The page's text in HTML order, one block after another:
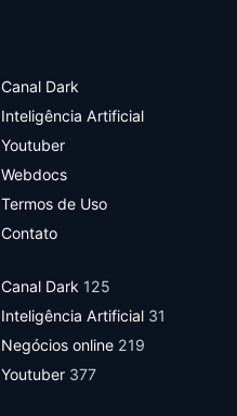
Canal Dark
Inteligência Artificial
Youtuber
Webdocs
Termos de Uso
Contato
Canal Dark 125
Inteligência Artificial 31
Negócios online 219
Youtuber 377